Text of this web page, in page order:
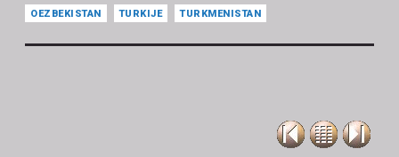
OEZBEKISTAN TURKIJE TURKMENISTAN